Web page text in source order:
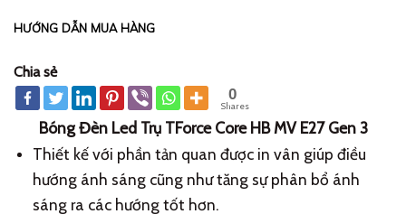
HƯỚNG DẪN MUA HÀNG
Chia sẻ
0
Shares
Bóng Đèn Led Trụ TForce Core HB MV E27 Gen 3
Thiết kế với phần tản quan được in vân giúp điều
hướng ánh sáng cũng như tăng sự phân bổ ánh
sáng ra các hướng tốt hơn.